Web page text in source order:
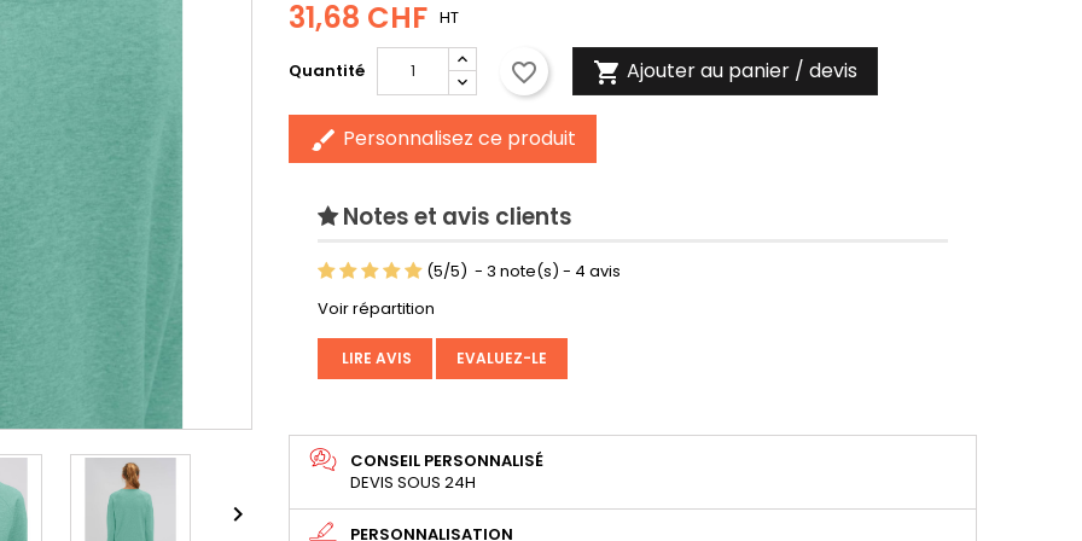

31,68 CHF HT
Quantité favorite_border  Ajouter au panier / devis
brush Personnalisez ce produit
Notes et avis clients
(5/5) - 3 note(s) - 4 avis
Voir répartition
LIRE AVIS EVALUEZ-LE
CONSEIL PERSONNALISÉ
DEVIS SOUS 24H
PERSONNALISATION